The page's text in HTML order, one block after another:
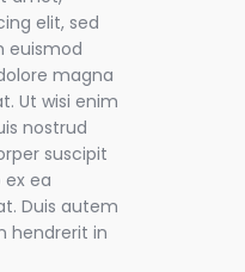
elit, sed
euismod
magna
Ut wisi enim
nostrud
suscipit
ex ea
Duis autem
hendrerit in